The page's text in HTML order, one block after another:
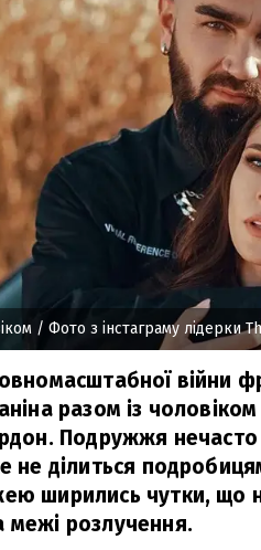
/ Фото з інстаграму лідерки
війни
разом із
Подружжя
не ділиться
ширились чутки, що
розлучення.